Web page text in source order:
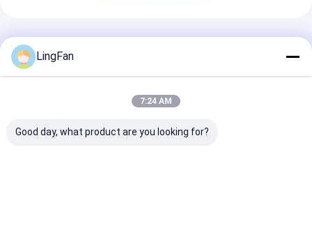
추천된 제품
LingFan
7:24 AM
Good day, what product are you looking for?